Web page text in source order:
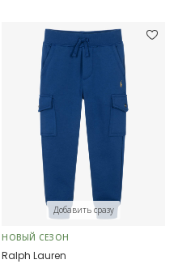
Добавить сразу
НОВЫЙ СЕЗОН
Ralph Lauren